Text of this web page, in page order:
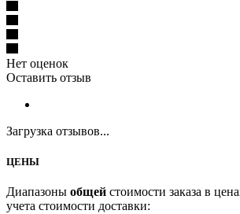
Нет оценок
Оставить отзыв
Загрузка отзывов...
ЦЕНЫ
Диапазоны общей стоимости заказа в
учета стоимости доставки: